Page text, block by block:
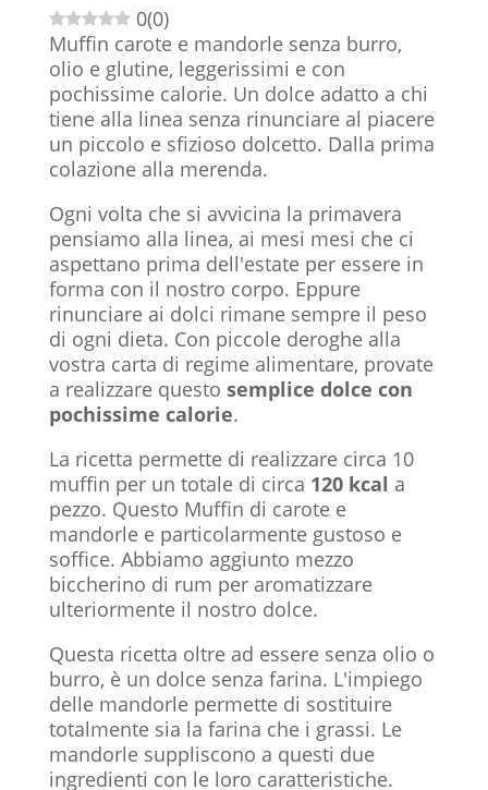
0(0)
Muffin carote e mandorle senza burro,
olio e glutine, leggerissimi e con
pochissime calorie. Un dolce adatto a chi
tiene alla linea senza rinunciare al piacere
un piccolo e sfizioso dolcetto. Dalla prima
colazione alla merenda.
Ogni volta che si avvicina la primavera
pensiamo alla linea, ai mesi mesi che ci
aspettano prima dell'estate per essere in
forma con il nostro corpo. Eppure
rinunciare ai dolci rimane sempre il peso
di ogni dieta. Con piccole deroghe alla
vostra carta di regime alimentare, provate
a realizzare questo semplice dolce con
pochissime calorie.
La ricetta permette di realizzare circa 10
muffin per un totale di circa 120 kcal a
pezzo. Questo Muffin di carote e
mandorle e particolarmente gustoso e
soffice. Abbiamo aggiunto mezzo
biccherino di rum per aromatizzare
ulteriormente il nostro dolce.
Questa ricetta oltre ad essere senza olio o
burro, è un dolce senza farina. L'impiego
delle mandorle permette di sostituire
totalmente sia la farina che i grassi. Le
mandorle suppliscono a questi due
ingredienti con le loro caratteristiche.